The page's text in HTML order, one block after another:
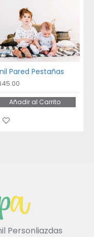
Pared Pestañas
Añadir al Carrito
Personliazdas